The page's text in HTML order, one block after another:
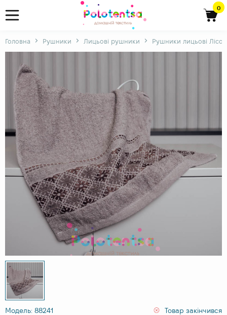
0
Головна Рушники Лицьові рушники Рушники лицьові
Модель: 88241
Товар закінчився